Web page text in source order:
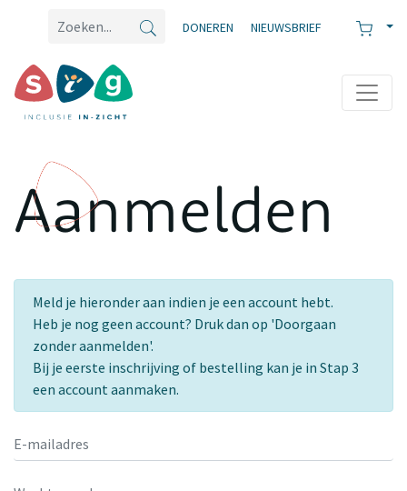
DONEREN NIEUWSBRIEF
Aanmelden
Meld je hieronder aan indien je een account hebt.
Heb je nog geen account? Druk dan op 'Doorgaan
zonder aanmelden'.
Bij je eerste inschrijving of bestelling kan je in Stap 3
een account aanmaken.